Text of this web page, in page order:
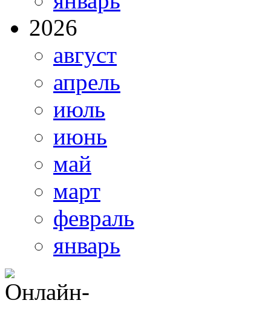
2026
август
апрель
июль
июнь
май
март
февраль
январь